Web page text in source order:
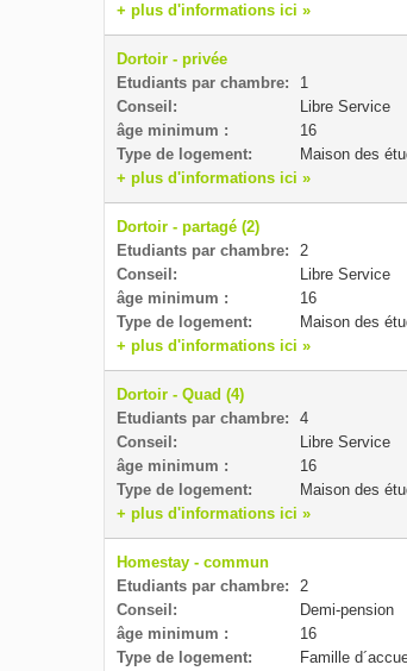
+ plus d'informations ici »
Dortoir - privée
Etudiants par chambre:
1
Conseil:
Libre Service
âge minimum :
16
Type de logement:
Maison des
+ plus d'informations ici »
Dortoir - partagé (2)
Etudiants par chambre:
2
Conseil:
Libre Service
âge minimum :
16
Type de logement:
Maison des
+ plus d'informations ici »
Dortoir - Quad (4)
Etudiants par chambre:
4
Conseil:
Libre Service
âge minimum :
16
Type de logement:
Maison des
+ plus d'informations ici »
Homestay - commun
Etudiants par chambre:
2
Conseil:
Demi-pension
âge minimum :
16
Type de logement:
Famille